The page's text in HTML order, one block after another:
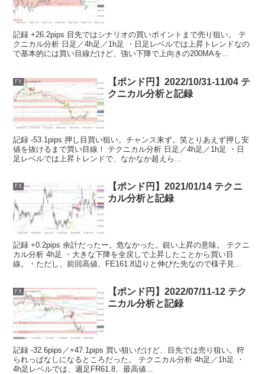
記録 +26.2pips 目先ではシナリオの買いポイントまで売り狙い。 テ
クニカル分析 日足／4h足／1h足 ・日足レベルでは上昇トレンドなの
で基本的には買い目線だけど、強い下降で上向きの200MAを...
FX
【ポンド円】2022/10/31-11/04 テ
クニカル分析と記録
記録 -53.1pips 押し目買い狙い。チャンス来ず。笑とりあえず押し安
値を抜けるまで買い目線！ テクニカル分析 日足／4h足／1h足 ・日
足レベルでは上昇トレンドで、なかなか超えら...
FX
【ポンド円】2021/01/14 テクニ
カル分析と記録
記録 +0.2pips 余計だったー。危なかった。鋭い上昇の意味。 テクニ
カル分析 4h足 ・大きな下降を全戻しで上昇したことから買い目
線。・ただし、前回高値、FE161.8辺りと伸びた先なので様子見...
FX
【ポンド円】2022/07/11-12 テク
ニカル分析と記録
記録 -32.6pips／+47.1pips 買い狙いだけど、目先では売り狙い。狩
られっぱなしになるところだった。 テクニカル分析 4h足／1h足 ・
4h足レベルでは、週足FR61.8、最高値...